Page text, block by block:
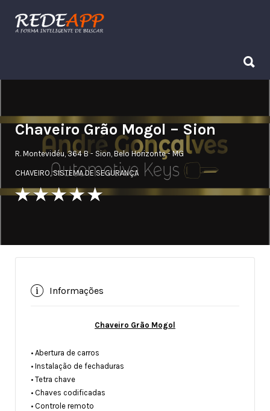
Procurar:
Chaveiro Grão Mogol – Sion
R. Montevidéu, 364 B - Sion, Belo Horizonte - MG
CHAVEIRO,SISTEMA DE SEGURANÇA
Informações
Chaveiro Grão Mogol
• Abertura de carros
• Instalação de fechaduras
• Tetra chave
• Chaves codificadas
• Controle remoto